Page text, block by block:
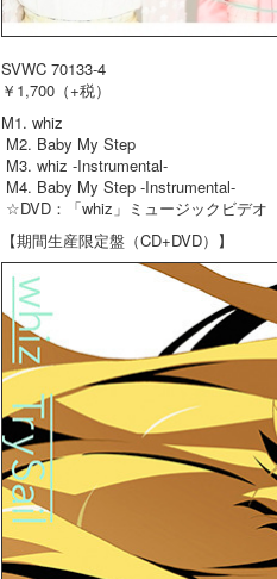
SVWC 70133-4
￥1,700（+税）
M1. whiz
M2. Baby My Step
M3. whiz -Instrumental-
M4. Baby My Step -Instrumental-
☆DVD：「whiz」ミュージックビデオ
【期間生産限定盤（CD+DVD）】